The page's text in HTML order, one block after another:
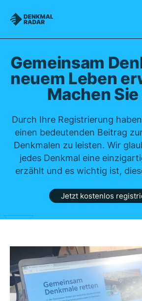
Denkmalradar
Gemeinsam
neuem Leben
Machen
Durch Ihre Registrierung
einen bedeutenden Beitrag
Denkmalen zu leisten. Wir
jedes Denkmal eine
erzählt und es wichtig ist,
Jetzt kostenlos